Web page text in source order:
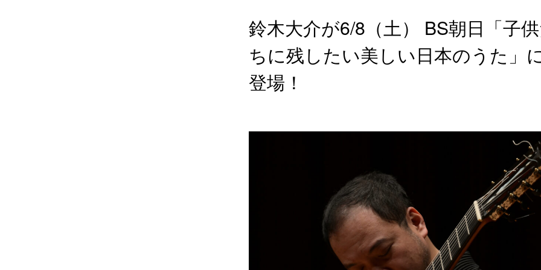
鈴木大介が6/8（土） BS朝日「子
ちに残したい美しい日本のうた」
登場！